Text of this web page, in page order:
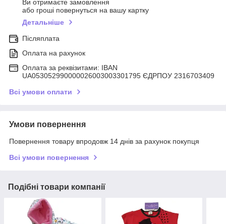
Ви отримаєте замовлення
або гроші повернуться на вашу картку
Детальніше
Післяплата
Оплата на рахунок
Оплата за реквізитами: IBAN
UA053052990000026003003301795 ЄДРПОУ 2316703409
Всі умови оплати
Умови повернення
Повернення товару впродовж 14 днів за рахунок покупця
Всі умови повернення
Подібні товари компанії